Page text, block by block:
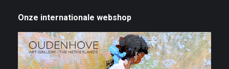
Onze internationale webshop